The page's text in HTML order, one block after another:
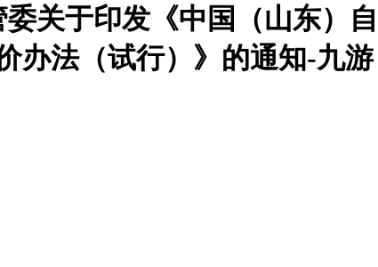
关于印发《中国（山东）自
办法（试行）》的通知-九游